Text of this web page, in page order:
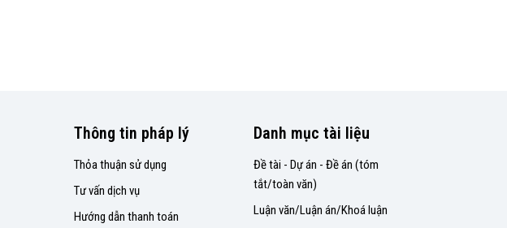
Thông tin pháp lý
Thỏa thuận sử dụng
Tư vấn dịch vụ
Hướng dẫn thanh toán
Danh mục tài liệu
Đề tài - Dự án - Đề án (tóm
tắt/toàn văn)
Luận văn/Luận án/Khoá luận